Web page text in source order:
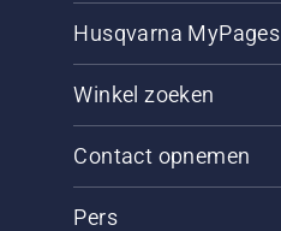
Husqvarna MyPages
Winkel zoeken
Contact opnemen
Pers